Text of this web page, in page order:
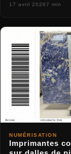
17 avril 20267 min
NUMÉRISATION
Imprimantes